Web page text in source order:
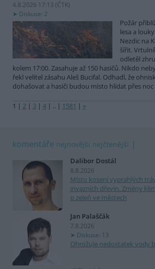
4.8.2026 17:13 (ČTK)
Diskuse: 2
Požár
lesa a
Nezdic na
šířit.
odletěl
kolem 17:00. Zasahuje až 150 hasičů. Nikdo
řekl velitel zásahu Aleš Bucifal. Odhadl, že
dohašovat a hasiči budou místo hlídat přes
1 | 2 | 3 | 4 | .. | 1581 | »
komentáře nejnovější nejčtenější
Dalibor Dostál
8.8.2026
Místo kosení vyprahlých
invazních dřevin. Změny
o zeleň ve městech
Jan Palaščák
7.8.2026
Diskuse: 13
Ohrožuje nedostatek vody